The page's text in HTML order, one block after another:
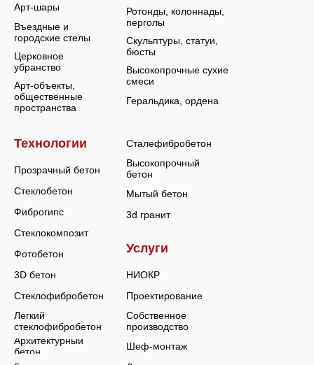
Арт-объекты,
общественные
пространства
Высокопрочные сухие
смеси
Скульптуры, статуи,
бюсты
Ротонды, колоннады,
перголы
Шеф-монтаж
Собственное
производство
Проектирование
НИОКР
3d гранит
Мытый бетон
Высокопрочный
бетон
Сталефибробетон
Архитектурный
бетон
Легкий
стеклофибробетон
Стеклофибробетон
3D бетон
Фотобетон
Стеклокомпозит
Фиброгипс
Стеклобетон
Прозрачный бетон
Геральдика, ордена
Церковное
убранство
Въездные и
городские стелы
Арт-шары
Услуги
Технологии